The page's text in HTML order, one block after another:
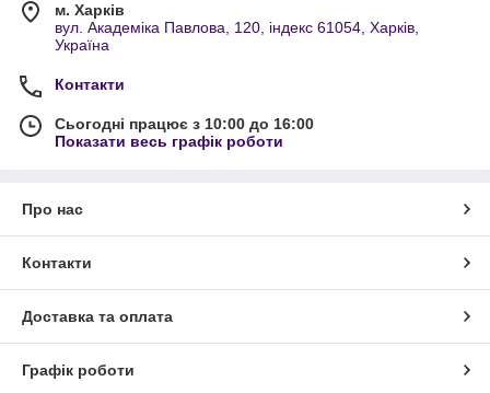
м. Харків
вул. Академіка Павлова, 120, індекс 61054, Харків,
Україна
Контакти
Сьогодні працює з 10:00 до 16:00
Показати весь графік роботи
Про нас
Контакти
Доставка та оплата
Графік роботи